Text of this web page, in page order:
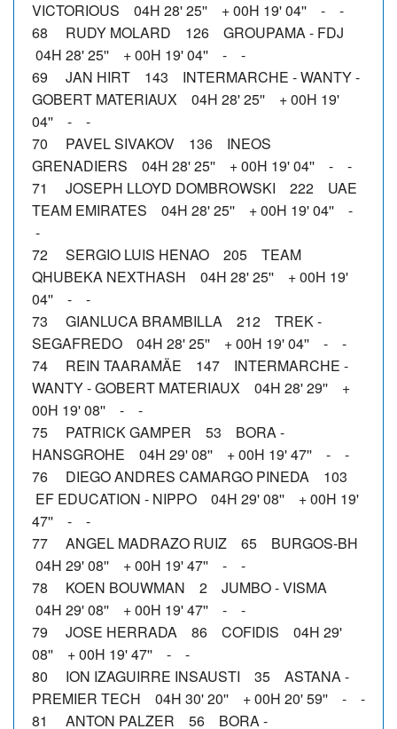
VICTORIOUS 04H 28' 25'' + 00H 19' 04'' - -
68 RUDY MOLARD 126 GROUPAMA - FDJ
04H 28' 25'' + 00H 19' 04'' - -
69 JAN HIRT 143 INTERMARCHE - WANTY -
GOBERT MATERIAUX 04H 28' 25'' + 00H 19'
04'' - -
70 PAVEL SIVAKOV 136 INEOS
GRENADIERS 04H 28' 25'' + 00H 19' 04'' - -
71 JOSEPH LLOYD DOMBROWSKI 222 UAE
TEAM EMIRATES 04H 28' 25'' + 00H 19' 04'' -
-
72 SERGIO LUIS HENAO 205 TEAM
QHUBEKA NEXTHASH 04H 28' 25'' + 00H 19'
04'' - -
73 GIANLUCA BRAMBILLA 212 TREK -
SEGAFREDO 04H 28' 25'' + 00H 19' 04'' - -
74 REIN TAARAMÄE 147 INTERMARCHE -
WANTY - GOBERT MATERIAUX 04H 28' 29'' +
00H 19' 08'' - -
75 PATRICK GAMPER 53 BORA -
HANSGROHE 04H 29' 08'' + 00H 19' 47'' - -
76 DIEGO ANDRES CAMARGO PINEDA 103
EF EDUCATION - NIPPO 04H 29' 08'' + 00H 19'
47'' - -
77 ANGEL MADRAZO RUIZ 65 BURGOS-BH
04H 29' 08'' + 00H 19' 47'' - -
78 KOEN BOUWMAN 2 JUMBO - VISMA
04H 29' 08'' + 00H 19' 47'' - -
79 JOSE HERRADA 86 COFIDIS 04H 29'
08'' + 00H 19' 47'' - -
80 ION IZAGUIRRE INSAUSTI 35 ASTANA -
PREMIER TECH 04H 30' 20'' + 00H 20' 59'' - -
81 ANTON PALZER 56 BORA -